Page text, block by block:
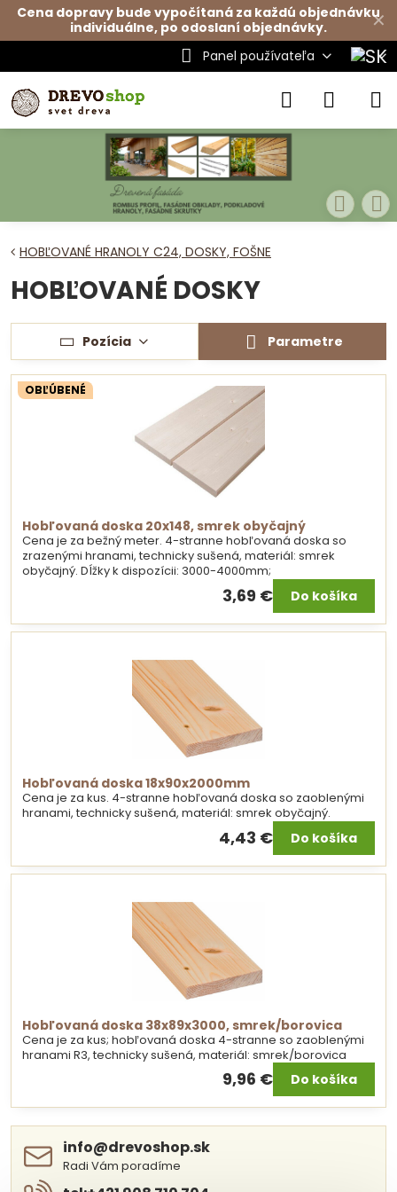
✕
Cena dopravy bude vypočítaná za každú objednávku
individuálne, po odoslaní objednávky.
Panel používateľa
HOBĽOVANÉ HRANOLY C24, DOSKY, FOŠNE
HOBĽOVANÉ DOSKY
Pozícia Parametre
Hobľovaná doska 20x148, smrek obyčajný
OBĽÚBENÉ
Cena je za bežný meter. 4-stranne hobľovaná doska so
zrazenými hranami, technicky sušená, materiál: smrek
obyčajný. Dĺžky k dispozícii: 3000-4000mm;
3,69 € Do košíka
Hobľovaná doska 18x90x2000mm
Cena je za kus. 4-stranne hobľovaná doska so zaoblenými
hranami, technicky sušená, materiál: smrek obyčajný.
4,43 € Do košíka
Hobľovaná doska 38x89x3000, smrek/borovica
Cena je za kus; hobľovaná doska 4-stranne so zaoblenými
hranami R3, technicky sušená, materiál: smrek/borovica
9,96 € Do košíka
info​@drevoshop​.sk
Radi Vám poradíme